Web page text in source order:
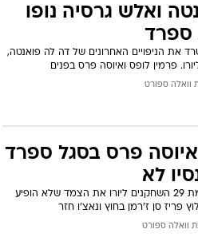
ואלש גרסיה נופו
ספרד
את הניפויים האחרונים של דה לה פואנטה,
פרמין לופס ואיוסה פרס בפנים
וואלה ספורט
פרס בסגל ספרד
לא
דה לה פואנטה כלל ברשימת 29 השחקנים ליורו את הצמד שלא הופיע
פריז סן ז'רמן בחוץ ונאצ'ו חזר
וואלה ספורט